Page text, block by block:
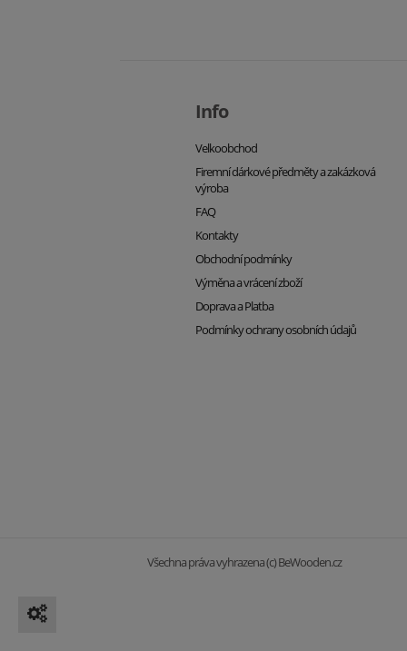
Info
Velkoobchod
Firemní dárkové předměty a zakázková
výroba
FAQ
Kontakty
Obchodní podmínky
Výměna a vrácení zboží
Doprava a Platba
Podmínky ochrany osobních údajů
Všechna práva vyhrazena (c) BeWooden.cz